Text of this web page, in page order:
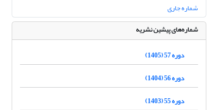
شماره جاری
شماره‌های پیشین نشریه
دوره 57 (1405)
دوره 56 (1404)
دوره 55 (1403)